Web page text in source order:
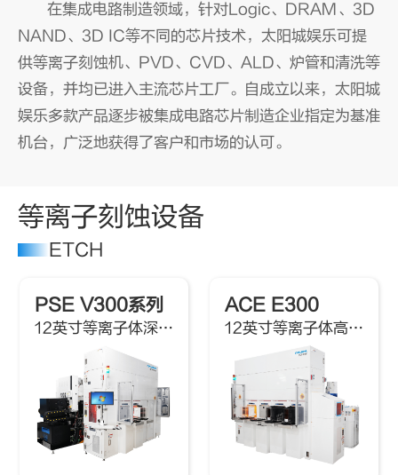
在集成电路制造领域，针对Logic、DRAM、3D
NAND、3D IC等不同的芯片技术，太阳城娱乐可提
供等离子刻蚀机、PVD、CVD、ALD、炉管和清洗等
设备，并均已进入主流芯片工厂。自成立以来，太阳城
娱乐多款产品逐步被集成电路芯片制造企业指定为基准
机台，广泛地获得了客户和市场的认可。
等离子刻蚀设备
ETCH
PSE V300系列
12英寸等离子体深硅刻蚀机
ACE E300
12英寸等离子体高选择比刻蚀机